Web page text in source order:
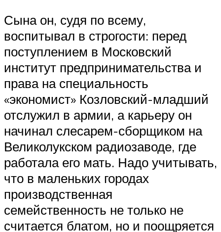
Сына он, судя по всему,
воспитывал в строгости: перед
поступлением в Московский
институт предпринимательства и
права на специальность
«экономист» Козловский-младший
отслужил в армии, а карьеру он
начинал слесарем-сборщиком на
Великолукском радиозаводе, где
работала его мать. Надо учитывать,
что в маленьких городах
производственная
семейственность не только не
считается блатом, но и поощряется